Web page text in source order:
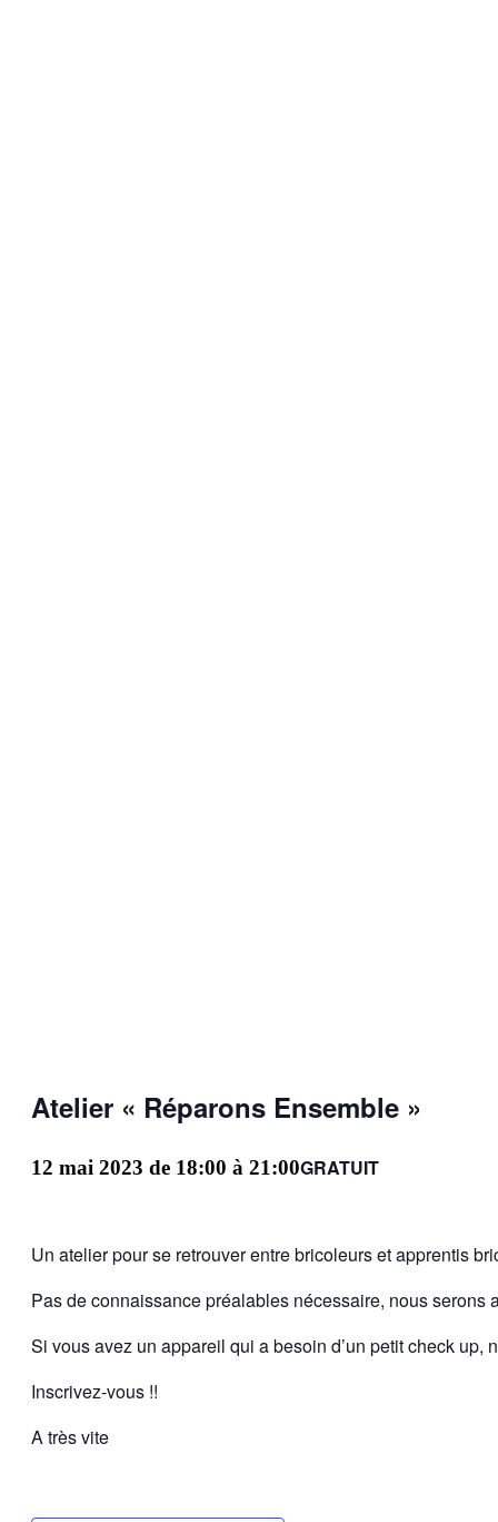
Atelier « Réparons Ensemble »
12 mai 2023 de 18:00 à 21:00GRATUIT
Un atelier pour se retrouver entre bricoleurs et apprentis
Pas de connaissance préalables nécessaire, nous
Si vous avez un appareil qui a besoin d’un petit check up,
Inscrivez-vous !!
A très vite